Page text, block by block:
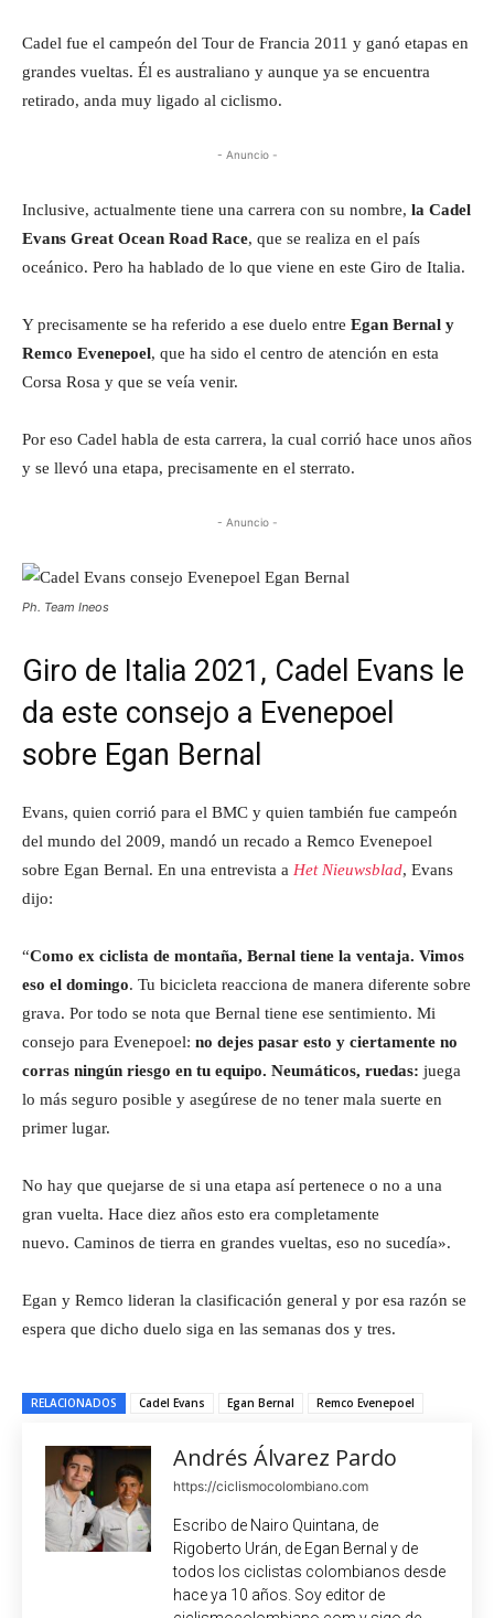
Cadel fue el campeón del Tour de Francia 2011 y ganó etapas en
grandes vueltas. Él es australiano y aunque ya se encuentra
retirado, anda muy ligado al ciclismo.
- Anuncio -
Inclusive, actualmente tiene una carrera con su nombre, la Cadel
Evans Great Ocean Road Race, que se realiza en el país
oceánico. Pero ha hablado de lo que viene en este Giro de Italia.
Y precisamente se ha referido a ese duelo entre Egan Bernal y
Remco Evenepoel, que ha sido el centro de atención en esta
Corsa Rosa y que se veía venir.
Por eso Cadel habla de esta carrera, la cual corrió hace unos años
y se llevó una etapa, precisamente en el sterrato.
- Anuncio -
Ph. Team Ineos
Giro de Italia 2021, Cadel Evans le
da este consejo a Evenepoel
sobre Egan Bernal
Evans, quien corrió para el BMC y quien también fue campeón
del mundo del 2009, mandó un recado a Remco Evenepoel
sobre Egan Bernal. En una entrevista a Het Nieuwsblad, Evans
dijo:
“Como ex ciclista de montaña, Bernal tiene la ventaja. Vimos
eso el domingo. Tu bicicleta reacciona de manera diferente sobre
grava. Por todo se nota que Bernal tiene ese sentimiento. Mi
consejo para Evenepoel: no dejes pasar esto y ciertamente no
corras ningún riesgo en tu equipo. Neumáticos, ruedas: juega
lo más seguro posible y asegúrese de no tener mala suerte en
primer lugar.
No hay que quejarse de si una etapa así pertenece o no a una
gran vuelta. Hace diez años esto era completamente
nuevo. Caminos de tierra en grandes vueltas, eso no sucedía».
Egan y Remco lideran la clasificación general y por esa razón se
espera que dicho duelo siga en las semanas dos y tres.
RELACIONADOS Cadel Evans Egan Bernal Remco Evenepoel
Andrés Álvarez Pardo
https://ciclismocolombiano.com
Escribo de Nairo Quintana, de
Rigoberto Urán, de Egan Bernal y de
todos los ciclistas colombianos desde
hace ya 10 años. Soy editor de